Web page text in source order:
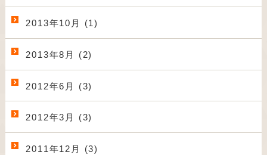
2013年10月 (1)
2013年8月 (2)
2012年6月 (3)
2012年3月 (3)
2011年12月 (3)